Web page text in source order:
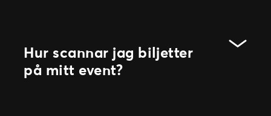
Hur scannar jag biljetter
på mitt event?